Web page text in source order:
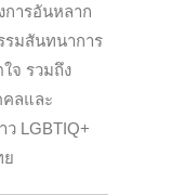
การอันหลาก
รมสันทนาการ
จ รวมถึง
คลและ
LGBTIQ+
ย